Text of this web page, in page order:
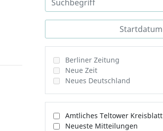
Berliner Zeitung
Neue Zeit
Neues Deutschland
Amtliches Teltower Kreisblatt
Neueste Mitteilungen